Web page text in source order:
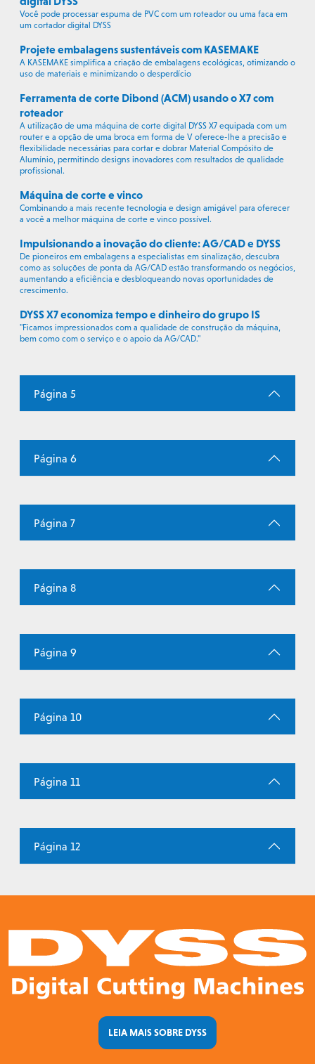
Você pode processar espuma de PVC com um roteador ou uma faca em
um cortador digital DYSS
Projete embalagens sustentáveis com KASEMAKE
A KASEMAKE simplifica a criação de embalagens ecológicas, otimizando o
uso de materiais e minimizando o desperdício
Ferramenta de corte Dibond (ACM) usando o X7 com
roteador
A utilização de uma máquina de corte digital DYSS X7 equipada com um
router e a opção de uma broca em forma de V oferece-lhe a precisão e
flexibilidade necessárias para cortar e dobrar Material Compósito de
Alumínio, permitindo designs inovadores com resultados de qualidade
profissional.
Máquina de corte e vinco
Combinando a mais recente tecnologia e design amigável para oferecer
a você a melhor máquina de corte e vinco possível.
Impulsionando a inovação do cliente: AG/CAD e DYSS
De pioneiros em embalagens a especialistas em sinalização, descubra
como as soluções de ponta da AG/CAD estão transformando os negócios,
aumentando a eficiência e desbloqueando novas oportunidades de
crescimento.
DYSS X7 economiza tempo e dinheiro do grupo IS
"Ficamos impressionados com a qualidade de construção da máquina,
bem como com o serviço e o apoio da AG/CAD."
Página 5
Página 6
Página 7
Página 8
Página 9
Página 10
Página 11
Página 12
LEIA MAIS SOBRE DYSS